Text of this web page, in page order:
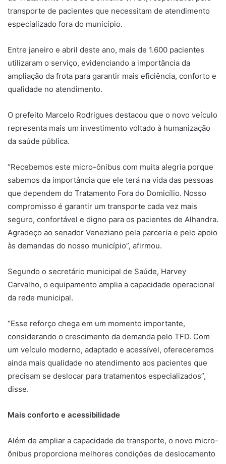
transporte de pacientes que necessitam de atendimento
especializado fora do município.
Entre janeiro e abril deste ano, mais de 1.600 pacientes
utilizaram o serviço, evidenciando a importância da
ampliação da frota para garantir mais eficiência, conforto e
qualidade no atendimento.
O prefeito Marcelo Rodrigues destacou que o novo veículo
representa mais um investimento voltado à humanização
da saúde pública.
“Recebemos este micro-ônibus com muita alegria porque
sabemos da importância que ele terá na vida das pessoas
que dependem do Tratamento Fora do Domicílio. Nosso
compromisso é garantir um transporte cada vez mais
seguro, confortável e digno para os pacientes de Alhandra.
Agradeço ao senador Veneziano pela parceria e pelo apoio
às demandas do nosso município”, afirmou.
Segundo o secretário municipal de Saúde, Harvey
Carvalho, o equipamento amplia a capacidade operacional
da rede municipal.
“Esse reforço chega em um momento importante,
considerando o crescimento da demanda pelo TFD. Com
um veículo moderno, adaptado e acessível, ofereceremos
ainda mais qualidade no atendimento aos pacientes que
precisam se deslocar para tratamentos especializados”,
disse.
Mais conforto e acessibilidade
Além de ampliar a capacidade de transporte, o novo micro-
ônibus proporciona melhores condições de deslocamento